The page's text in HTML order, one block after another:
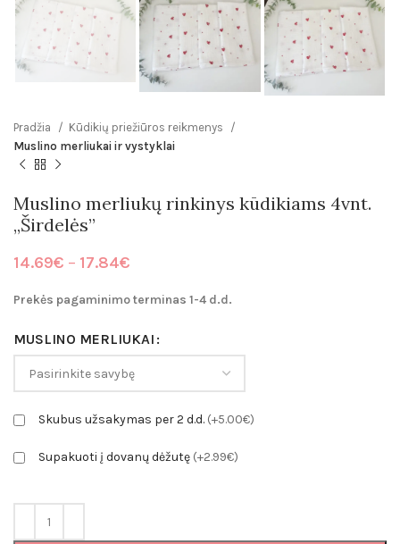
Pradžia
Kūdikių priežiūros reikmenys
Muslino merliukai ir vystyklai
Muslino merliukų rinkinys kūdikiams 4vnt.
„Širdelės”
14.69€ – 17.84€
14.69€
17.84€
Prekės pagaminimo terminas 1-4 d.d.
MUSLINO MERLIUKAI
Skubus užsakymas per 2 d.d. (+5.00€)
Supakuoti į dovanų dėžutę (+2.99€)